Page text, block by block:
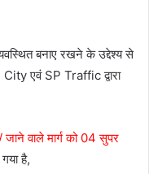
बनाए रखने के उद्देश्य से
City एवं SP Traffic द्वारा
वाले मार्ग को 04 सुपर
है,